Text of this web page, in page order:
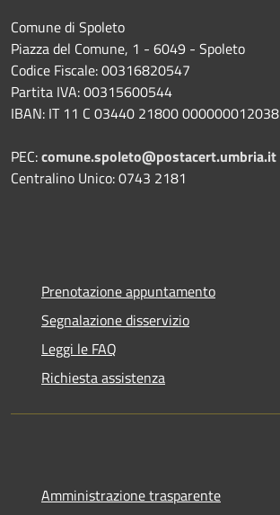
Comune di Spoleto
Piazza del Comune, 1 - 6049 - Spoleto
Codice Fiscale: 00316820547
Partita IVA: 00315600544
IBAN: IT 11 C 03440 21800 000000012038
PEC:comune.spoleto@postacert.umbria.it
Centralino Unico: 0743 2181
Prenotazione appuntamento
Segnalazione disservizio
Leggi le FAQ
Richiesta assistenza
Amministrazione trasparente